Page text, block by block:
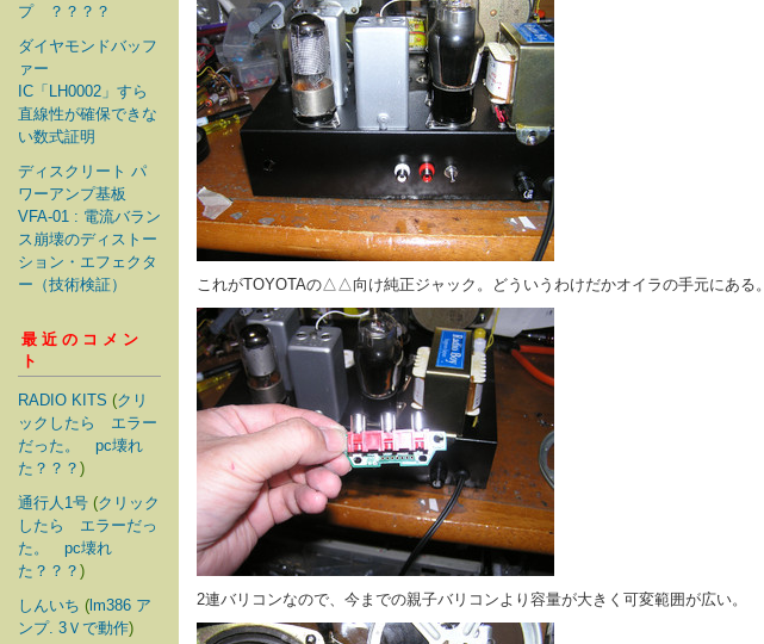
プ ？？？？
ダイヤモンドバッフ
ァー
IC「LH0002」すら
直線性が確保できな
い数式証明
ディスクリート パ
ワーアンプ基板
VFA-01 : 電流バラン
ス崩壊のディストー
ション・エフェクタ
ー（技術検証）
最近のコメン
ト
RADIO KITS (クリ
ックしたら エラー
だった。 pc壊れ
た？？？ )
通行人1号 (クリック
したら エラーだっ
た。 pc壊れ
た？？？ )
しんいち ( lm386 ア
ンプ. 3Ｖで動作)
これがTOYOTAの△△向け純正ジャック。どういうわけだかオイラの手元にある。
2連バリコンなので、今までの親子バリコンより容量が大きく可変範囲が広い。